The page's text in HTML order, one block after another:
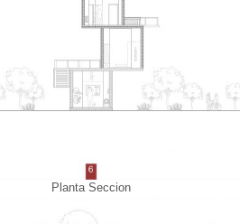
Planta Seccion